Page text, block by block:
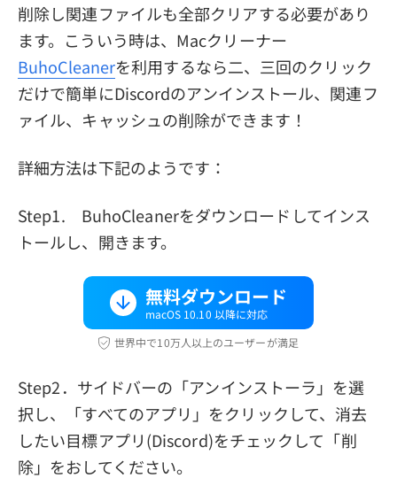
削除し関連ファイルも全部クリアする必要があり
ます。こういう時は、Macクリーナー
BuhoCleanerを利用するなら二、三回のクリック
だけで簡単にDiscordのアンインストール、関連フ
ァイル、キャッシュの削除ができます！
詳細方法は下記のようです：
Step1. BuhoCleanerをダウンロードしてインス
トールし、開きます。
無料ダウンロード
macOS 10.10 以降に対応
世界中で10万人以上のユーザーが満足
Step2．サイドバーの「アンインストーラ」を選
択し、「すべてのアプリ」をクリックして、消去
したい目標アプリ(Discord)をチェックして「削
除」をおしてください。